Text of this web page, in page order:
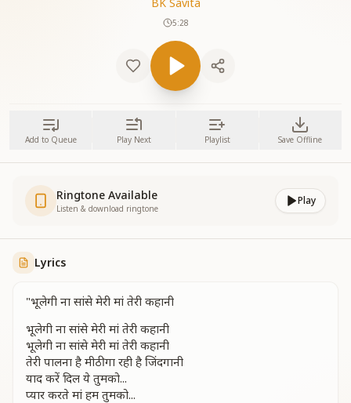
5:28
Add to Queue Play Next Playlist Save Offline
Ringtone Available
Listen & download ringtone
Play
Lyrics
"भूलेगी ना सांसे मेरी मां तेरी कहानी
भूलेगी ना सांसे मेरी मां तेरी कहानी
भूलेगी ना सांसे मेरी मां तेरी कहानी
तेरी पालना है मीठी गा रही है जिंदगानी
याद करें दिल ये तुमको...
प्यार करते मां हम तुमको...